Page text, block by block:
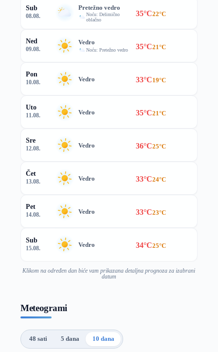
Sub
08.08.
Pretežno vedro
Noću: Delimično
oblačno
35°C22°C
Ned
09.08.
Vedro
Noću: Pretežno vedro 35°C21°C
Pon
10.08. Vedro 33°C19°C
Uto
11.08. Vedro 35°C21°C
Sre
12.08. Vedro 36°C25°C
Čet
13.08. Vedro 33°C24°C
Pet
14.08. Vedro 33°C23°C
Sub
15.08. Vedro 34°C25°C
Klikom na određen dan biće vam prikazana detaljna prognoza za izabrani
datum
Meteogrami
48 sati 5 dana 10 dana